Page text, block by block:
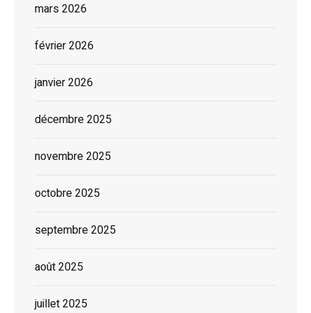
mars 2026
février 2026
janvier 2026
décembre 2025
novembre 2025
octobre 2025
septembre 2025
août 2025
juillet 2025